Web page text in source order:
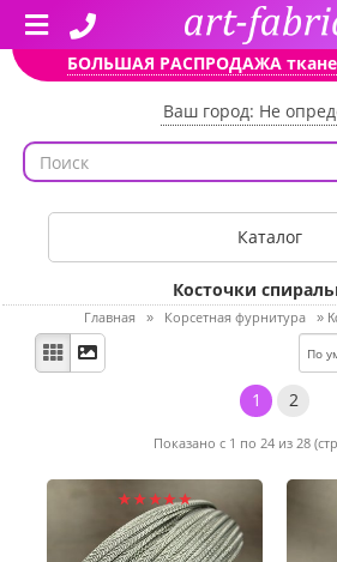
БОЛЬШАЯ РАСПРОДАЖА
Ваш город: Не
Каталог
Косточки
Главная » Корсетная фурнитура »
1 2
Показано с 1 по 24 из 28